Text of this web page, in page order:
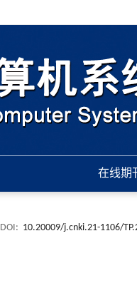
在线期
DOI: 10.20009/j.cnki.21-1106/